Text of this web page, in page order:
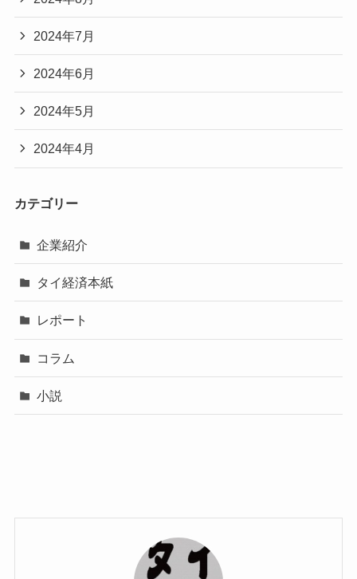
2024年7月
2024年6月
2024年5月
2024年4月
カテゴリー
企業紹介
タイ経済本紙
レポート
コラム
小説